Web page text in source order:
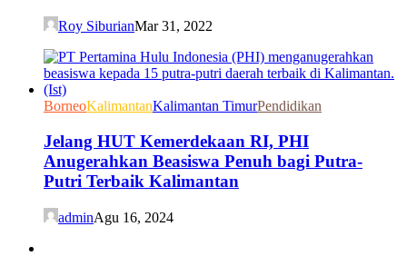
Roy SiburianMar 31, 2022
BorneoKalimantanKalimantan TimurPendidikan
Jelang HUT Kemerdekaan RI, PHI
Anugerahkan Beasiswa Penuh bagi Putra-
Putri Terbaik Kalimantan
adminAgu 16, 2024